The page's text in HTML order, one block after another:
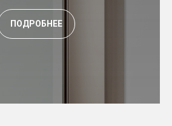
ПОДРОБНЕЕ